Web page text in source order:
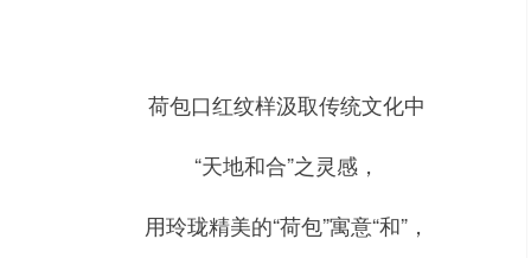
荷包口红纹样汲取传统文化中
“天地和合”之灵感，
用玲珑精美的“荷包”寓意“和”，